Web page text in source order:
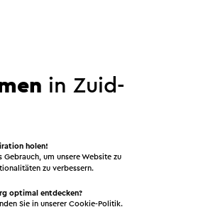
erläutert, wie Visit Zuid-
Daten umgeht.
in Zuid-
holen!
um unsere Website zu
zu verbessern.
optimal entdecken?
Sie in unsererCookie-Politik